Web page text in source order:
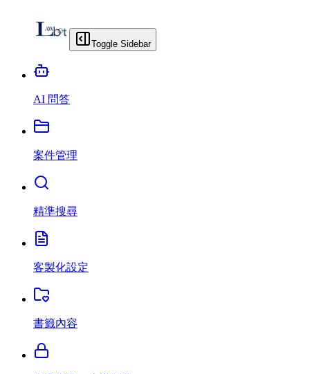
Toggle Sidebar
AI 問答
案件管理
精準搜尋
客製化設定
書籤內容